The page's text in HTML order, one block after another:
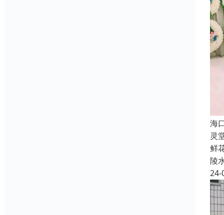
海
灵
鲜
陵
24-